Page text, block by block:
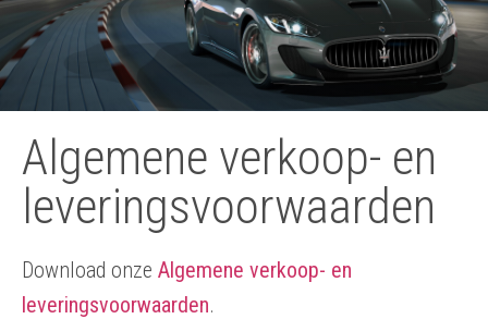
Algemene verkoop- en
leveringsvoorwaarden
Download onze Algemene verkoop- en
leveringsvoorwaarden.